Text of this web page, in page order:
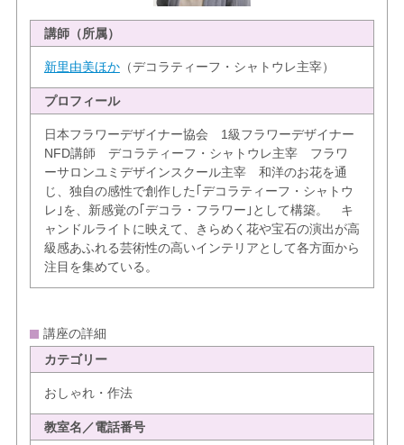
講師（所属）
新里由美ほか（デコラティーフ・シャトウレ主宰）
プロフィール
日本フラワーデザイナー協会 1級フラワーデザイナー
NFD講師 デコラティーフ・シャトウレ主宰 フラワ
ーサロンユミデザインスクール主宰 和洋のお花を通
じ、独自の感性で創作した｢デコラティーフ・シャトウ
レ｣を、新感覚の｢デコラ・フラワー｣として構築。 キ
ャンドルライトに映えて、きらめく花や宝石の演出が高
級感あふれる芸術性の高いインテリアとして各方面から
注目を集めている。
講座の詳細
カテゴリー
おしゃれ・作法
教室名／電話番号